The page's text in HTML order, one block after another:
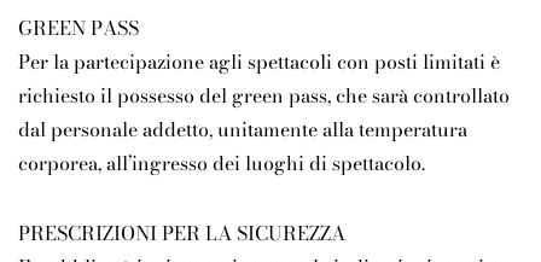
GREEN PASS
Per la partecipazione agli spettacoli con posti limitati è
richiesto il possesso del green pass, che sarà controllato
dal personale addetto, unitamente alla temperatura
corporea, all’ingresso dei luoghi di spettacolo.
PRESCRIZIONI PER LA SICUREZZA